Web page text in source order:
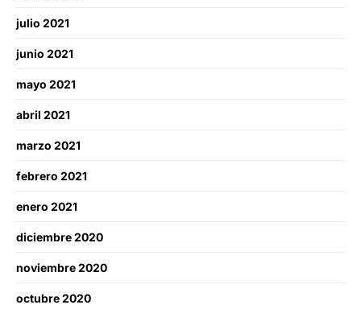
julio 2021
junio 2021
mayo 2021
abril 2021
marzo 2021
febrero 2021
enero 2021
diciembre 2020
noviembre 2020
octubre 2020